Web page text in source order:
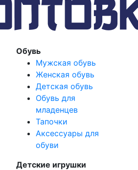
Обувь
Мужская обувь
Женская обувь
Детская обувь
Обувь для
младенцев
Тапочки
Аксессуары для
обуви
Детские игрушки